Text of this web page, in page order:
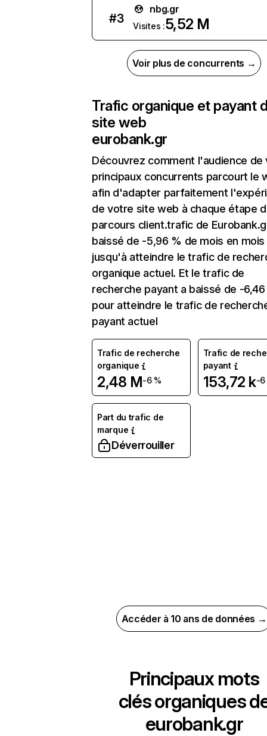
#3
nbg.gr
Visites :5,52 M
Voir plus de concurrents →
Trafic organique et payant
site web
eurobank.gr
Découvrez comment l'audience de
principaux concurrents parcourt le
afin d'adapter parfaitement
de votre site web à chaque étape
parcours client.trafic de
baissé de -5,96 % de mois en mois
jusqu'à atteindre le trafic de
organique actuel. Et le trafic de
recherche payant a baissé de -
pour atteindre le trafic de
payant actuel
Trafic de recherche
organique
2,48 M-6 %
Trafic de
payant
153,72 k-6
Part du trafic de
marque
Déverrouiller
Accéder à 10 ans de données →
Principaux mots
clés organiques
eurobank.gr